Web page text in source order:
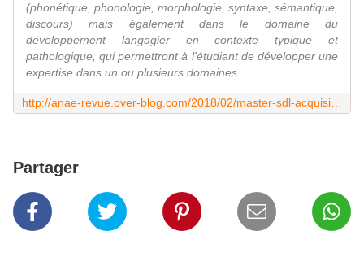
(phonétique, phonologie, morphologie, syntaxe, sémantique,
discours) mais également dans le domaine du
développement langagier en contexte typique et
pathologique, qui permettront à l'étudiant de développer une
expertise dans un ou plusieurs domaines.
Partager